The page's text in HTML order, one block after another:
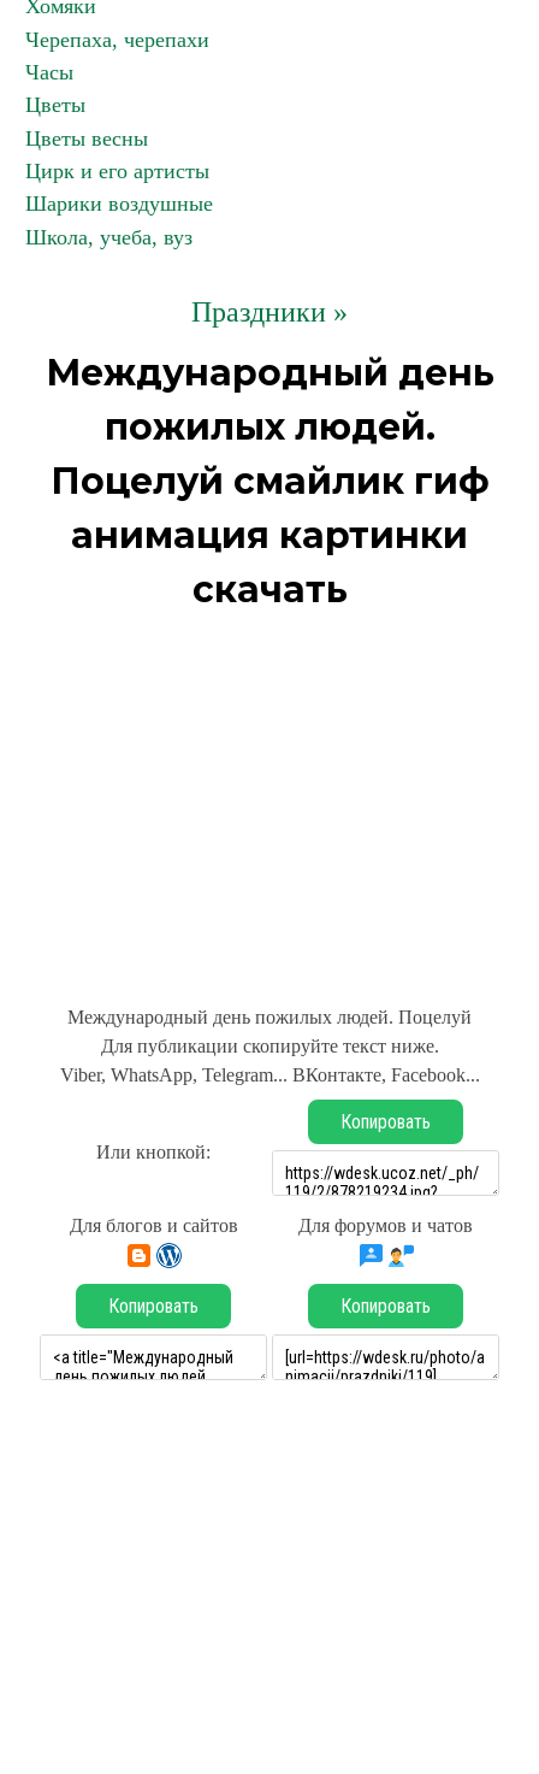
Хомяки
Черепаха, черепахи
Часы
Цветы
Цветы весны
Цирк и его артисты
Шарики воздушные
Школа, учеба, вуз
Праздники »
Международный день
пожилых людей.
Поцелуй смайлик гиф
анимация картинки
скачать
Международный день пожилых людей. Поцелуй
Для публикации скопируйте текст ниже.
Viber, WhatsApp, Telegram... ВКонтакте, Facebook...
Или кнопкой:
Копировать
Для блогов и сайтов Для форумов и чатов
Копировать Копировать